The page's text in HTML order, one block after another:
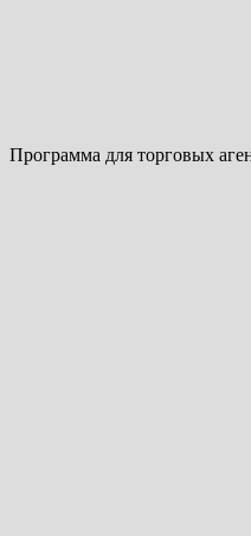
Программа для торговых